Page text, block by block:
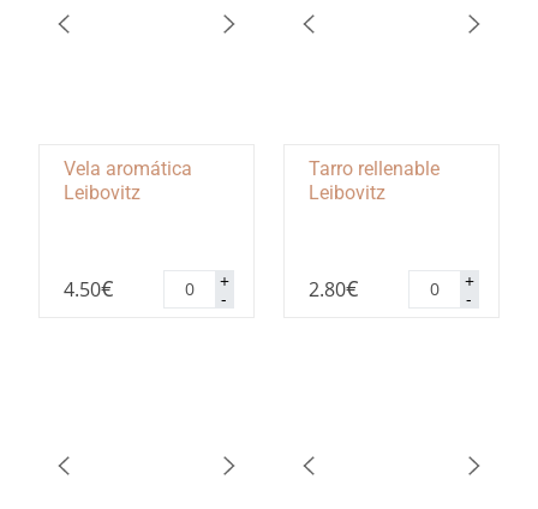
Vela aromática
Leibovitz
4.50€ -
Vela
aromática
Leibovitz
+
Tarro rellenable
Leibovitz
2.80€ -
Tarro
rellenable
Leibovitz
+